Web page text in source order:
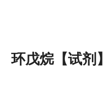
环戊烷【试剂】